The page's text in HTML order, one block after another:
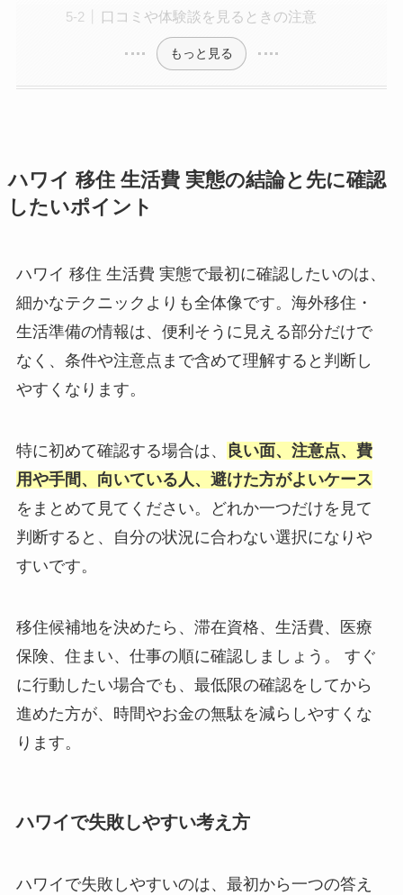
口コミや体験談を見るときの注意
もっと見る
ハワイ 移住 生活費 実態の結論と先に確認
したいポイント
ハワイ 移住 生活費 実態で最初に確認したいのは、
細かなテクニックよりも全体像です。海外移住・
生活準備の情報は、便利そうに見える部分だけで
なく、条件や注意点まで含めて理解すると判断し
やすくなります。
特に初めて確認する場合は、
良い面、注意点、費
用や手間、向いている人、避けた方がよいケース
をまとめて見てください。どれか一つだけを見て
判断すると、自分の状況に合わない選択になりや
すいです。
移住候補地を決めたら、滞在資格、生活費、医療
保険、住まい、仕事の順に確認しましょう。 すぐ
に行動したい場合でも、最低限の確認をしてから
進めた方が、時間やお金の無駄を減らしやすくな
ります。
ハワイで失敗しやすい考え方
ハワイで失敗しやすいのは、最初から一つの答え